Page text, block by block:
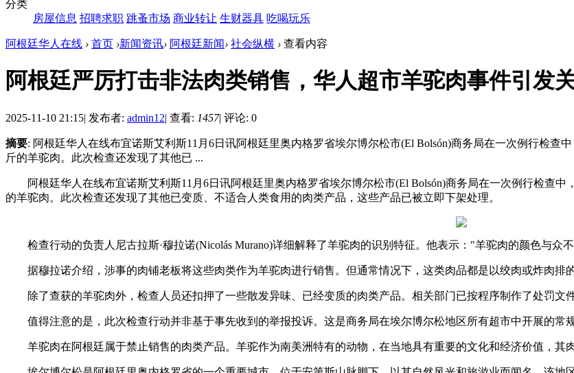
分类
房屋信息 招聘求职 跳蚤市场 商业转让 生财器具 吃喝玩乐
阿根廷华人在线 › 首页 ›新闻资讯› 阿根廷新闻› 社会纵横 › 查看内容
阿根廷严厉打击非法肉类销售，华人超市羊驼肉事件引发
2025-11-10 21:15| 发布者: admin12| 查看: 1457| 评论: 0
摘要: 阿根廷华人在线布宜诺斯艾利斯11月6日讯阿根廷里奥内格罗省埃尔博尔松市(El Bolsón)商务局在一次例行检查
斤的羊驼肉。此次检查还发现了其他已 ...
阿根廷华人在线布宜诺斯艾利斯11月6日讯阿根廷里奥内格罗省埃尔博尔松市(El Bolsón)商务局在一次例行检查
的羊驼肉。此次检查还发现了其他已变质、不适合人类食用的肉类产品，这些产品已被立即下架处理。
检查行动的负责人尼古拉斯·穆拉诺(Nicolás Murano)详细解释了羊驼肉的识别特征。他表示："羊驼肉的颜色与众
据穆拉诺介绍，涉事的肉铺老板将这些肉类作为羊驼肉进行销售。但通常情况下，这类肉品都是以绞肉或炸肉排
除了查获的羊驼肉外，检查人员还扣押了一些散发异味、已经变质的肉类产品。相关部门已按程序制作了处罚文
值得注意的是，此次检查行动并非基于事先收到的举报投诉。这是商务局在埃尔博尔松地区所有超市中开展的常
羊驼肉在阿根廷属于禁止销售的肉类产品。羊驼作为南美洲特有的动物，在当地具有重要的文化和经济价值，其